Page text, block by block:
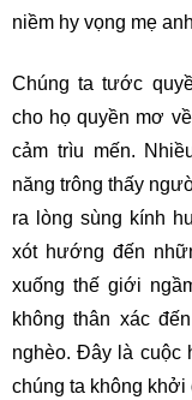
niềm hy vọng mẹ
Chúng ta tước
cho họ quyền mơ
cảm trìu mến.
năng trông thấy
ra lòng sùng kính
xót hướng đến
xuống thế giới
không thân xác
nghèo. Đây là cuộc
chúng ta không khởi